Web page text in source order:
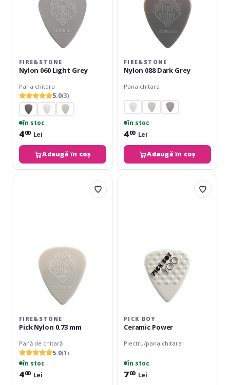
FIRE&STONE
Nylon 060 Light Grey
Pana chitara
5.0(3)
în stoc
400 Lei
Adaugă în coș
FIRE&STONE
Nylon 088 Dark Grey
Pana chitara
în stoc
400 Lei
Adaugă în coș
Fire&Stone
FIRE&STONE
Pick Nylon 0.73 mm
Pană de chitară
5.0(1)
în stoc
400 Lei
Pick
PICK BOY
Ceramic Power
Plectru/pana chitara
în stoc
700 Lei